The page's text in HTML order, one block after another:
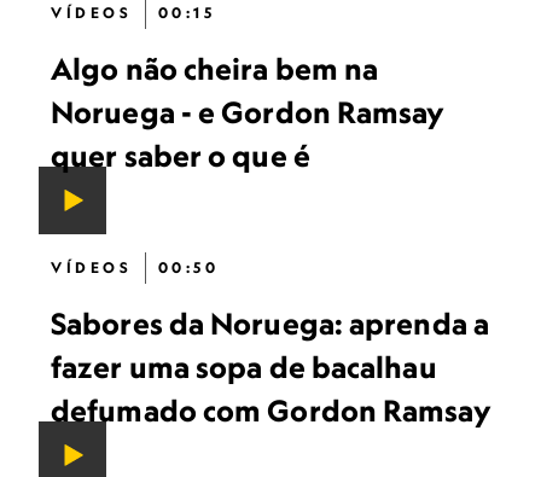
VÍDEOS 00:15
Algo não cheira bem na
Noruega - e Gordon Ramsay
quer saber o que é
VÍDEOS 00:50
Sabores da Noruega: aprenda a
fazer uma sopa de bacalhau
defumado com Gordon Ramsay